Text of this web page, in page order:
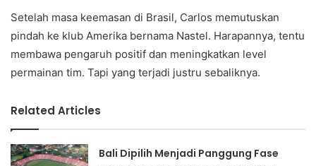
Setelah masa keemasan di Brasil, Carlos memutuskan
pindah ke klub Amerika bernama Nastel. Harapannya, tentu
membawa pengaruh positif dan meningkatkan level
permainan tim. Tapi yang terjadi justru sebaliknya.
Related Articles
Bali Dipilih Menjadi Panggung Fase